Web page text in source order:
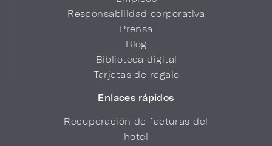
Responsabilidad corporativa
Prensa
Blog
Biblioteca digital
Tarjetas de regalo
Enlaces rápidos
Recuperación de facturas del
hotel